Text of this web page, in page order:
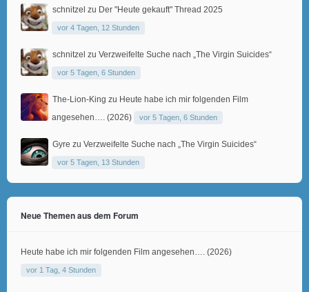
schnitzel zu Der "Heute gekauft" Thread 2025
vor 4 Tagen, 12 Stunden
schnitzel zu Verzweifelte Suche nach „The Virgin Suicides“
vor 5 Tagen, 6 Stunden
The-Lion-King zu Heute habe ich mir folgenden Film
angesehen…. (2026)
vor 5 Tagen, 6 Stunden
Gyre zu Verzweifelte Suche nach „The Virgin Suicides“
vor 5 Tagen, 13 Stunden
Neue Themen aus dem Forum
Heute habe ich mir folgenden Film angesehen…. (2026)
vor 1 Tag, 4 Stunden